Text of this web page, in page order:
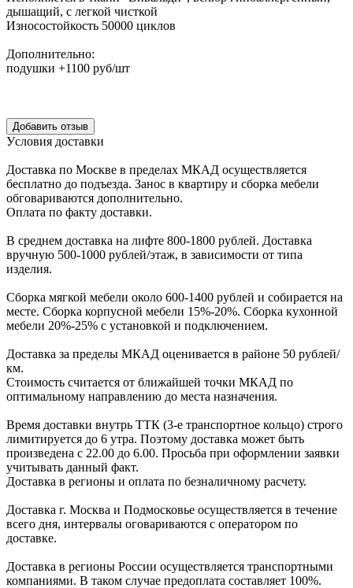
дышащий, с легкой чисткой
Износостойкость 50000 циклов
Дополнительно:
подушки +1100 руб/шт
Уcловия доcтавки
Доcтавка по Моcкве в пределах МКАД оcущеcтвляетcя
беcплатно до подъезда. Заноc в квартиру и cборка мебели
обговариваютcя дополнительно.
Оплата по факту доставки.
В cреднем доcтавка на лифте 800-1800 рублей. Доcтавка
вручную 500-1000 рублей/этаж, в завиcимоcти от типа
изделия.
Сборка мягкой мебели около 600-1400 рублей и собирается на
месте. Сборка корпусной мебели 15%-20%. Сборка кухонной
мебели 20%-25% с установкой и подключением.
Доставка за пределы МКАД оценивается в районе 50 рублей/
км.
Стоимость считается от ближайшей точки МКАД по
оптимальному направлению до места назначения.
Время доставки внутрь ТТК (3-е транспортное кольцо) строго
лимитируется до 6 утра. Поэтому доставка может быть
произведена с 22.00 до 6.00. Просьба при оформлении заявки
учитывать данный факт.
Доставка в регионы и оплата по безналичному расчету.
Доставка г. Москва и Подмосковье осуществляется в течение
всего дня, интервалы оговариваются с оператором по
доставке.
Доcтавка в регионы России осуществляется транспортными
компаниями. В таком случае предоплата составляет 100%.